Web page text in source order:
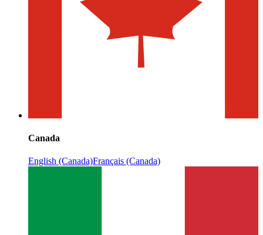
Canada
English (Canada)Français (Canada)